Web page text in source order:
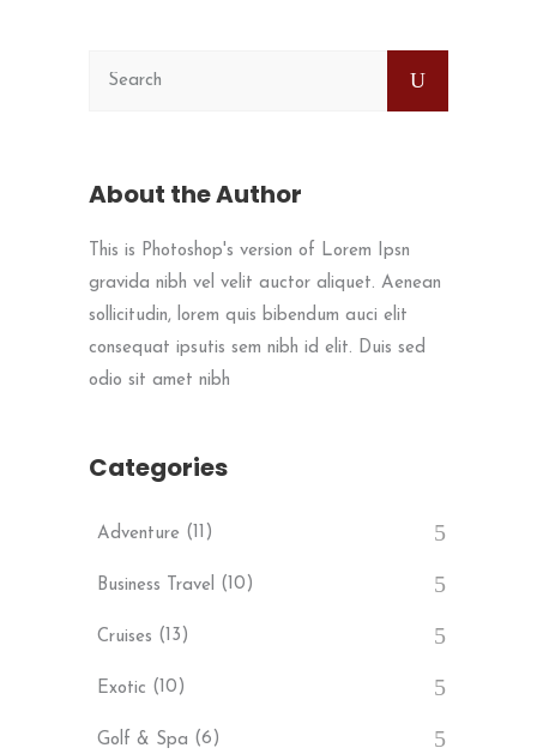
About the Author
This is Photoshop's version of Lorem Ipsn
gravida nibh vel velit auctor aliquet. Aenean
sollicitudin, lorem quis bibendum auci elit
consequat ipsutis sem nibh id elit. Duis sed
odio sit amet nibh
Categories
Adventure (11)
Business Travel (10)
Cruises (13)
Exotic (10)
Golf & Spa (6)